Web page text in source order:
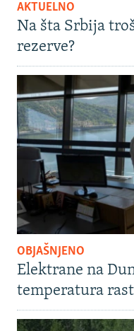
AKTUELNO
Na šta Srbija
rezerve?
OBJAŠNJENO
Elektrane na
temperatura